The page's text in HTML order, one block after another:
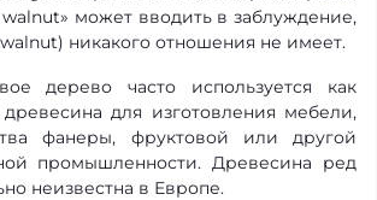
walnut» может вводить в заблуждение,
никакого отношения не имеет.
дерево часто используется как
для изготовления мебели,
фанеры, фруктовой или другой
промышленности. Древесина ред
неизвестна в Европе.